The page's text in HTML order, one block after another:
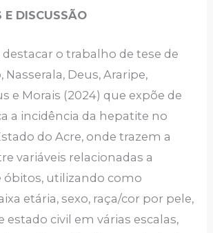
E DISCUSSÃO
o trabalho de tese de
Nasserala, Deus, Araripe,
e Morais (2024) que expõe de
a incidência da hepatite no
do Acre, onde trazem a
variáveis relacionadas a
óbitos, utilizando como
etária, sexo, raça/cor por pele,
estado civil em várias escalas,